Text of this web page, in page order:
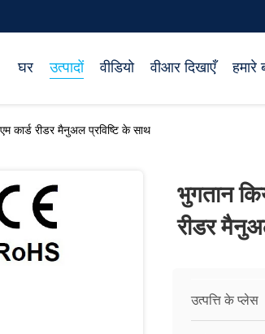
घर उत्पादों वीडियो वीआर दिखाएँ हमारे
कार्ड रीडर मैनुअल प्रविष्टि के साथ
भुगतान
रीडर
उत्पत्ति के प्लेस